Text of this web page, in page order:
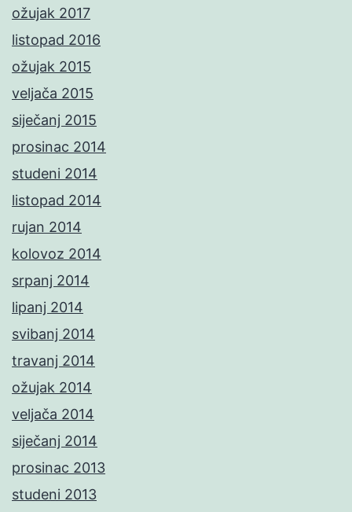
ožujak 2017
listopad 2016
ožujak 2015
veljača 2015
siječanj 2015
prosinac 2014
studeni 2014
listopad 2014
rujan 2014
kolovoz 2014
srpanj 2014
lipanj 2014
svibanj 2014
travanj 2014
ožujak 2014
veljača 2014
siječanj 2014
prosinac 2013
studeni 2013